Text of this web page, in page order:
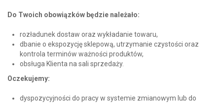
Do Twoich obowiązków będzie należało:
rozładunek dostaw oraz wykładanie towaru,
dbanie o ekspozycję sklepową, utrzymanie czystości oraz
kontrola terminów ważności produktów,
obsługa Klienta na sali sprzedaży.
Oczekujemy:
dyspozycyjności do pracy w systemie zmianowym lub do